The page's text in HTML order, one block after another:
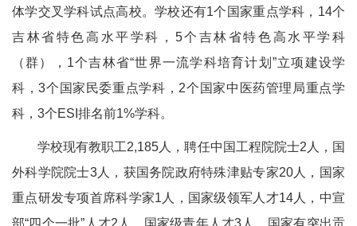
体学交叉学科试点高校。学校还有1个国家重点学科，14个
吉林省特色高水平学科，5个吉林省特色高水平学科
（群），1个吉林省“世界一流学科培育计划”立项建设学
科，3个国家民委重点学科，2个国家中医药管理局重点学
科，3个ESI排名前1%学科。
学校现有教职工2,185人，聘任中国工程院院士2人，国
外科学院院士3人，获国务院政府特殊津贴专家20人，国家
重点研发专项首席科学家1人，国家级领军人才14人，中宣